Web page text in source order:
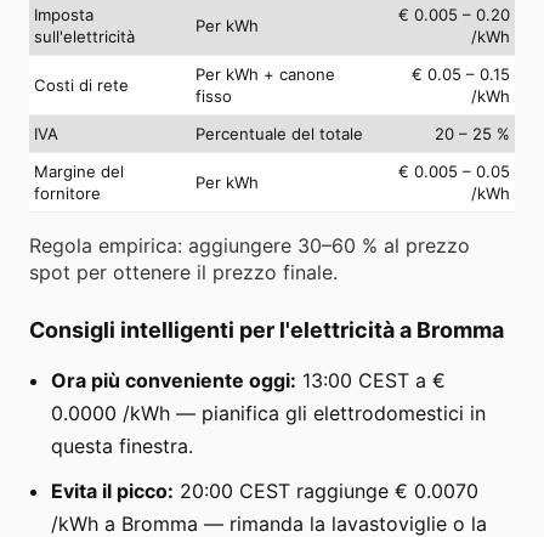
Imposta
sull'elettricità
Per kWh
€ 0.005 – 0.20
/kWh
Costi di rete
Per kWh + canone
fisso
€ 0.05 – 0.15
/kWh
IVA
Percentuale del totale
20 – 25 %
Margine del
fornitore
Per kWh
€ 0.005 – 0.05
/kWh
Regola empirica: aggiungere 30–60 % al prezzo
spot per ottenere il prezzo finale.
Consigli intelligenti per l'elettricità a Bromma
Ora più conveniente oggi: 13:00 CEST a €
0.0000 /kWh — pianifica gli elettrodomestici in
questa finestra.
Evita il picco: 20:00 CEST raggiunge € 0.0070
/kWh a Bromma — rimanda la lavastoviglie o la